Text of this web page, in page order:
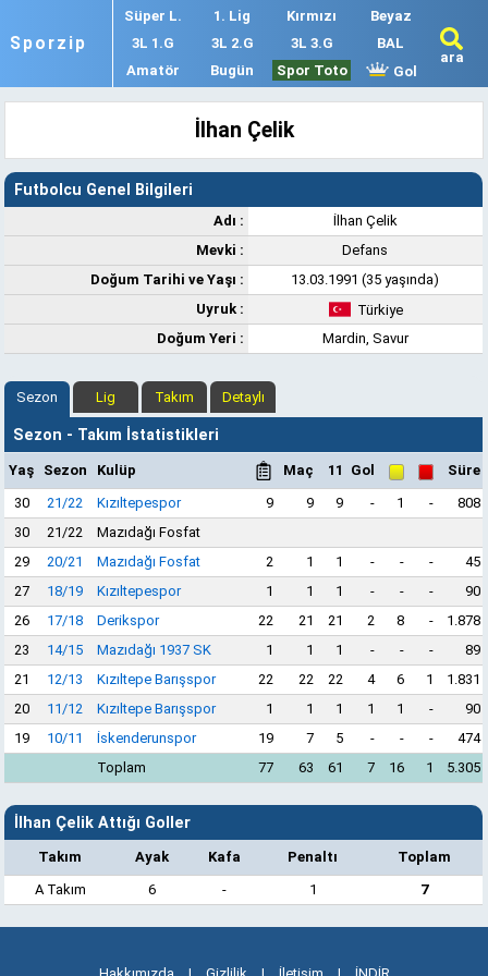
Sporzip
Süper L. 1. Lig Kırmızı
Beyaz
3L 1.G
3L 2.G 3L 3.G
BAL
Amatör
Bugün Spor Toto Gol
ara
İlhan Çelik
Futbolcu Genel Bilgileri
Adı :
İlhan Çelik
Mevki :
Defans
Doğum Tarihi ve Yaşı :
13.03.1991 (35 yaşında)
Uyruk :
Türkiye
Doğum Yeri :
Mardin, Savur
Sezon Lig Takım Detaylı
Sezon - Takım İstatistikleri
Yaş Sezon Kulüp Maç 11 Gol
Süre
30
21/22 Kızıltepespor 9 9 9 - 1 -
808
30
21/22
Mazıdağı Fosfat
29
20/21 Mazıdağı Fosfat 2 1 1 - - -
45
27
18/19 Kızıltepespor 1 1 1 - - -
90
26
17/18 Derikspor 22 21 21 2 8 -
1.878
23
14/15 Mazıdağı 1937 SK 1 1 1 - - -
89
21
12/13 Kızıltepe Barışspor 22 22 22 4 6 1
1.831
20
11/12 Kızıltepe Barışspor 1 1 1 1 1 -
90
19
10/11 İskenderunspor 19 7 5 - - -
474
Toplam
77 63 61 7 16 1 5.305
İlhan Çelik Attığı Goller
Takım Ayak Kafa Penaltı
Toplam
A Takım
6 - 1 7